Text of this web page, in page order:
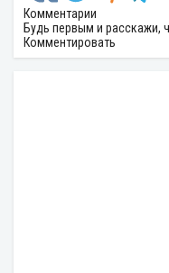
Комментарии
Будь первым и расскажи,
Комментировать